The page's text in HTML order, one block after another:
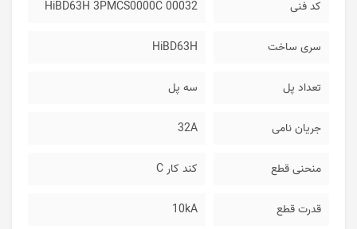
کد فنی HiBD63H 3PMCS0000C 00032
سری ساخت HiBD63H
تعداد پل سه پل
جریان نامی 32A
منحنی قطع کند کار C
قدرت قطع 10kA